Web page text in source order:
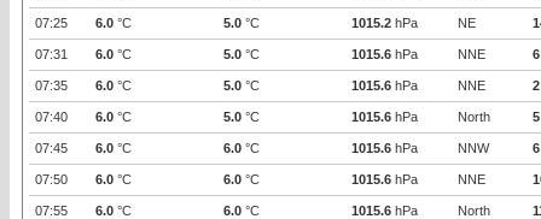
07:25 6.0 °C 5.0 °C 1015.2 hPa NE
07:31 6.0 °C 5.0 °C 1015.6 hPa NNE 6
07:35 6.0 °C 5.0 °C 1015.6 hPa NNE 2
07:40 6.0 °C 5.0 °C 1015.6 hPa North 5
07:45 6.0 °C 6.0 °C 1015.6 hPa NNW 6
07:50 6.0 °C 6.0 °C 1015.6 hPa NNE
07:55 6.0 °C 6.0 °C 1015.6 hPa North